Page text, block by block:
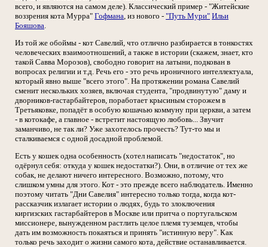
всего, и являются на самом деле). Классический пример - "Житейские
воззрения кота Мурра" Гофмана, из нового - "Путь Мури" Ильи
Бояшова.
Из той же обоймы - кот Савелий, что отлично разбирается в тонкостях
человеческих взаимоотношений, а также в истории (скажем, знает, кто
такой Савва Морозов), свободно говорит на латыни, подкован в
вопросах религии и т.д. Речь его - это речь ироничного интеллектуала,
который явно выше "всего этого". На протяжении романа Савелий
сменит нескольких хозяев, включая студента, "продвинутую" даму и
дворников-гастарбайтеров, поработает крысиным сторожем в
Третьяковке, попадёт в особую кошачью коммуну при церкви, а затем
- в котокафе, а главное - встретит настоящую любовь... Звучит
заманчиво, не так ли? Уже захотелось прочесть? Тут-то мы и
сталкиваемся с одной досадной проблемой.
Есть у кошек одна особенность (хотел написать "недостаток", но
одёрнул себя: откуда у кошек недостатки?). Они, в отличие от тех же
собак, не делают ничего интересного. Возможно, потому, что
слишком умны для этого. Кот - это прежде всего наблюдатель. Именно
поэтому читать "Дни Савелия" интересно только тогда, когда кот-
рассказчик излагает истории о людях, будь то злоключения
киргизских гастарбайтеров в Москве или притча о португальском
миссионере, вынужденном растлить целое племя туземцев, чтобы
дать им возможность покаяться и принять "истинную веру". Как
только речь заходит о жизни самого кота, действие останавливается.